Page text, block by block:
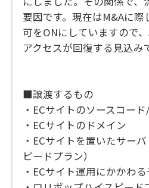
要因です。現在はM&Aに
可をONにしていますので
アクセスが回復する見込み
■譲渡するもの
・ECサイトのソースコー
・ECサイトのドメイン
・ECサイトを置いたサー
ピードプラン）
・ECサイト運用にかかわ